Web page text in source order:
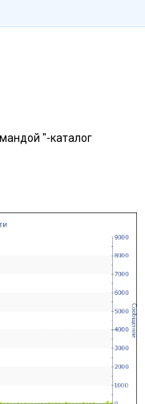
"-каталог